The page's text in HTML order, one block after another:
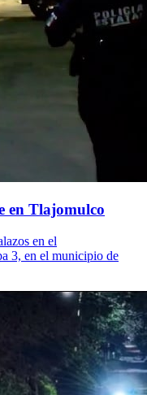
en Tlajomulco
en el
3, en el municipio de